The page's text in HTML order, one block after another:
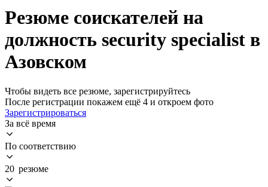
Резюме соискателей на
должность security specialist в
Азовском
Чтобы видеть все резюме, зарегистрируйтесь
После регистрации покажем ещё 4 и откроем фото
Зарегистрироваться
За всё время
По соответствию
20 резюме